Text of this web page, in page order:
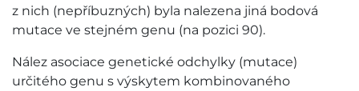
z nich (nepříbuzných) byla nalezena jiná bodová
mutace ve stejném genu (na pozici 90).
Nález asociace genetické odchylky (mutace)
určitého genu s výskytem kombinovaného